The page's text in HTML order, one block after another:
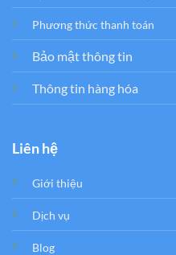
Phương thức thanh toán
Bảo mật thông tin
Thông tin hàng hóa
Liên hệ
Giới thiệu
Dịch vụ
Blog